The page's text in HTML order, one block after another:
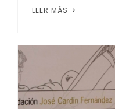
LEER MÁS